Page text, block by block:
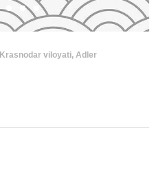
Krasnodar viloyati, Adler